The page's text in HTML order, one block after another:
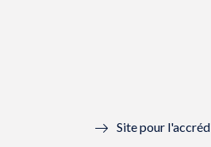
Site pour